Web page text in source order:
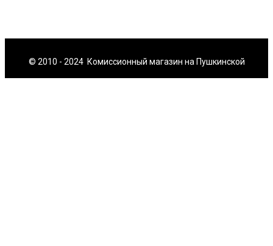
© 2010 - 2024 Комиссионный магазин на Пушкинской